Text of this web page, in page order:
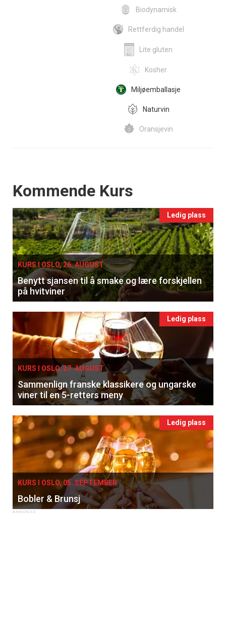
Biodynamisk
Rettferdig handel
Lite gluten
Kosher
Miljøemballasje
Naturvin
Oransjevin
Events
Kommende Kurs
Ledig plass
KURS I OSLO, 26. AUGUST
Benytt sjansen til å smake og lære forskjellen
på hvitviner
Ledig plass
KURS I OSLO, 27. AUGUST
Sammenlign franske klassikere og ungarske
viner til en 5-retters meny
Ledig plass
KURS I OSLO, 05. SEPTEMBER
Bobler & Brunsj